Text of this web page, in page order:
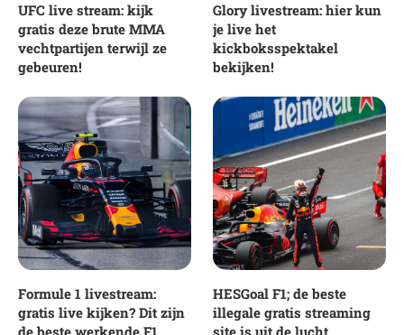
UFC live stream: kijk
gratis deze brute MMA
vechtpartijen terwijl ze
gebeuren!
Glory livestream: hier kun
je live het
kickboksspektakel
bekijken!
Formule 1 livestream:
gratis live kijken? Dit zijn
HESGoal F1; de beste
illegale gratis streaming